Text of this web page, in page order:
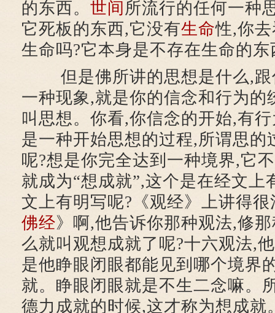
的东西。 世间 所流行的任何一种
它死板的东西,它没有生命性,你
生命吗?它本身是不存在生命的东
但是佛所讲的思想是什么,跟
一种现象,就是你的信念和行为的
叫思想。你看,你信念的开始,有
是一种开始思想的过程,所谓思的
呢?想是你完全达到一种境界,它
就成为“想成就”,这个是在经文上
文上有明写呢?《观经》上讲得
佛经》啊,他告诉你那种观法,修
么就叫观想成就了呢?十六观法,
是他睁眼闭眼都能见到哪个境界
就。睁眼闭眼就是不生二念嘛。
德力成就的时候,这才称为想成就